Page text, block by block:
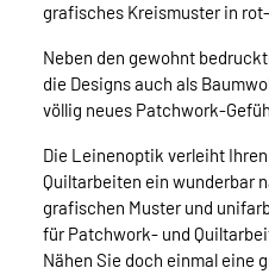
grafisches Kreismuster in
Neben den gewohnt
die Designs auch als
völlig neues Patchwork-
Die Leinenoptik verleiht
Quiltarbeiten ein wunderbar
grafischen Muster und
für Patchwork- und
Nähen Sie doch einmal eine